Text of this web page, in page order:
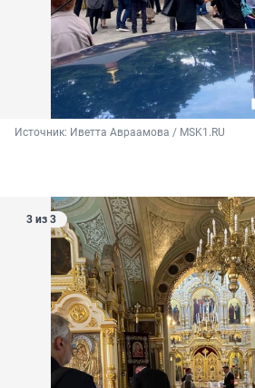
Источник: Иветта Авраамова / MSK1.RU
3 из 3